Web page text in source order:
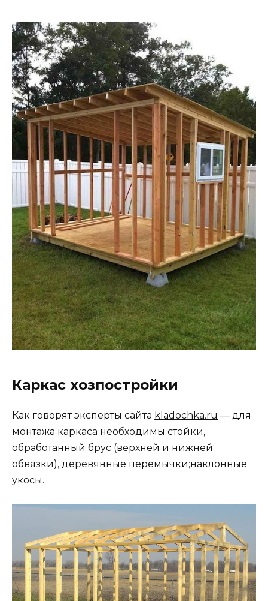
Каркас хозпостройки
Как говорят эксперты сайта kladochka.ru — для
монтажа каркаса необходимы стойки,
обработанный брус (верхней и нижней
обвязки), деревянные перемычки;наклонные
укосы.